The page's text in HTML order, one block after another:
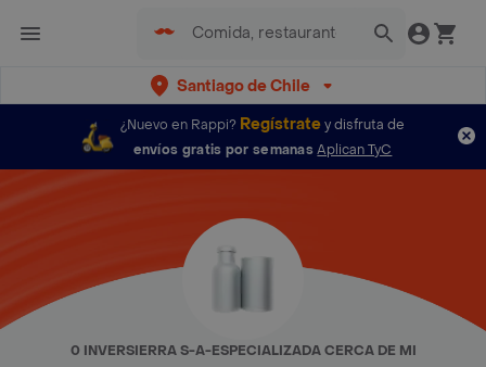
Santiago de Chile
¿Nuevo en Rappi? Regístratey disfruta de
envíos gratis por semanas Aplican TyC
0 INVERSIERRA S-A-ESPECIALIZADA CERCA DE MI